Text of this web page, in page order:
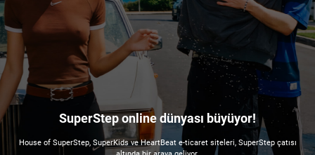
SuperStep online dünyası büyüyor!
House of SuperStep, SuperKids ve HeartBeat e-ticaret siteleri, SuperStep çatısı